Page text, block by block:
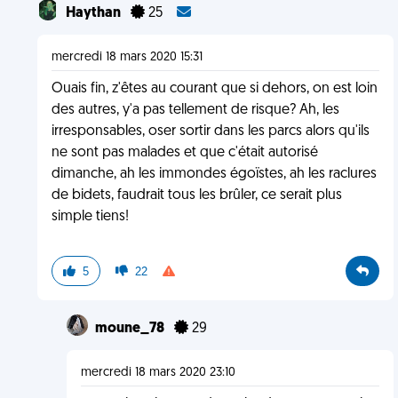
Haythan 25
mercredi 18 mars 2020 15:31
Ouais fin, z'êtes au courant que si dehors, on est loin
des autres, y'a pas tellement de risque? Ah, les
irresponsables, oser sortir dans les parcs alors qu'ils
ne sont pas malades et que c'était autorisé
dimanche, ah les immondes égoïstes, ah les raclures
de bidets, faudrait tous les brûler, ce serait plus
simple tiens!
5 22
moune_78 29
mercredi 18 mars 2020 23:10